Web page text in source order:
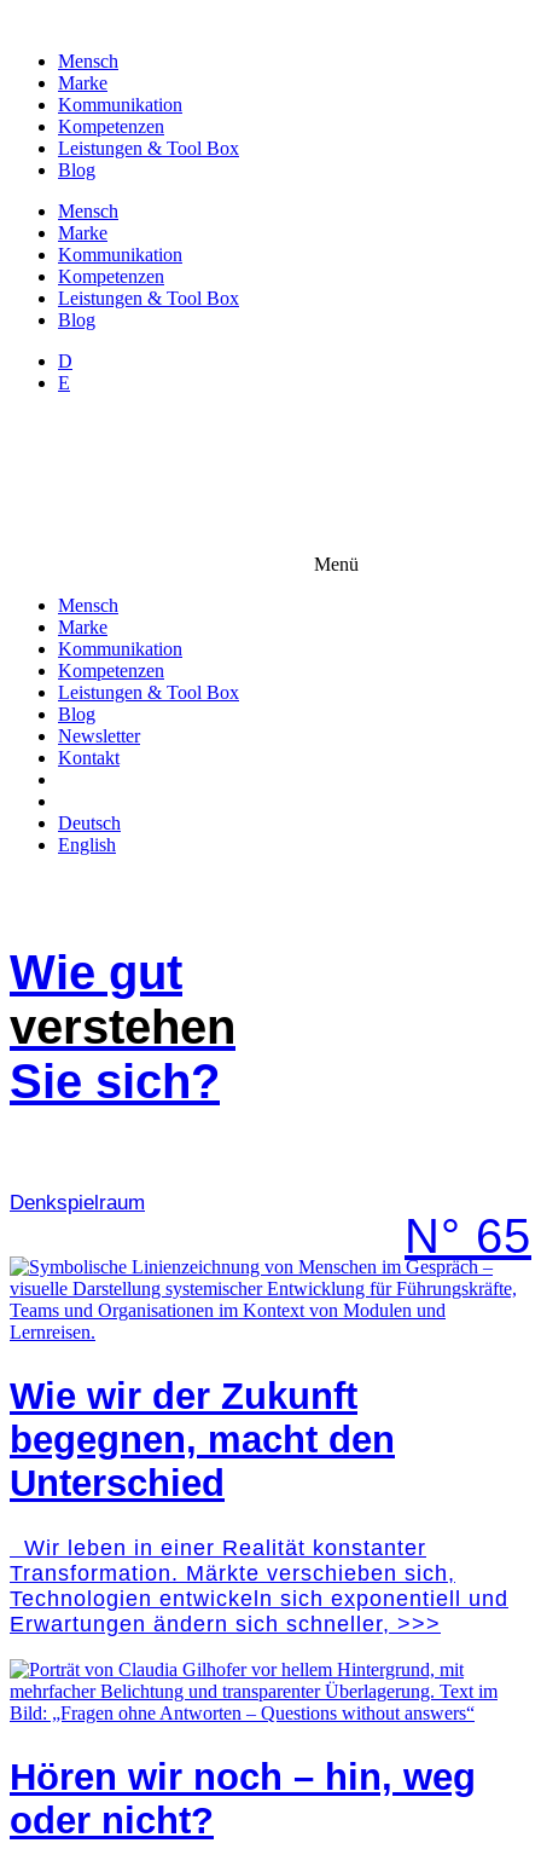
wechselnMensch
Marke
Kommunikation
Kompetenzen
Leistungen & Tool Box
Blog
Mensch
Marke
Kommunikation
Kompetenzen
Leistungen & Tool Box
Blog
D
E
Menü
Mensch
Marke
Kommunikation
Kompetenzen
Leistungen & Tool Box
Blog
Newsletter
Kontakt
Deutsch
English
Wie gut
verstehen
Sie sich?
Denk­spielraum
N° 65
Wie wir der Zukunft
begegnen, macht den
Unterschied
Wir leben in einer Realität konstanter
Transformation. Märkte verschieben sich,
Technologien entwickeln sich exponentiell und
Erwartungen ändern sich schneller, >>>
Hören wir noch – hin, weg
oder nicht?